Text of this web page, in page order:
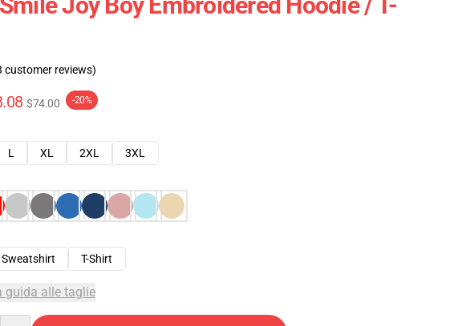
customer reviews)
$74.00 -20%
L XL 2XL
3XL
Sweatshirt T-Shirt
guida alle taglie